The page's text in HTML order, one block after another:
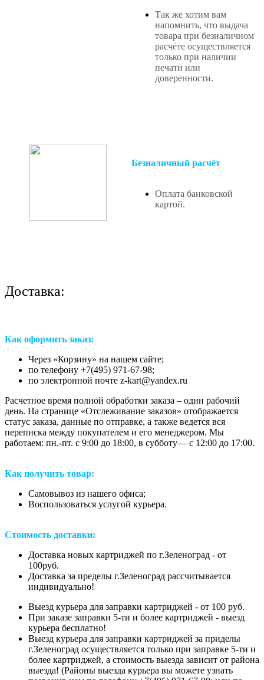
Так же хотим вам
напомнить, что выдача
товара при безналичном
расчёте осуществляется
только при наличии
печати или
доверенности.
Безналичный расчёт
Оплата банковской
картой.
Доставка:
Как оформить заказ:
Через «Корзину» на нашем сайте;
по телефону +7(495) 971-67-98;
по электронной почте z-kart@yandex.ru
Расчетное время полной обработки заказа – один рабочий
день. На странице «Отслеживание заказов» отображается
статус заказа, данные по отправке, а также ведется вся
переписка между покупателем и его менеджером. Мы
работаем: пн.-пт. с 9:00 до 18:00, в субботу— с 12:00 до 17:00.
Как получить товар:
Самовывоз из нашего офиса;
Воспользоваться услугой курьера.
Стоимость доставки:
Доставка новых картриджей по г.Зеленоград - от
100руб.
Доставка за пределы г.Зеленоград рассчитывается
индивидуально!
Выезд курьера для заправки картриджей - от 100 руб.
При заказе заправки 5-ти и более картриджей - выезд
курьера бесплатно!
Выезд курьера для заправки картриджей за приделы
г.Зеленоград осуществляется только при заправке 5-ти и
более картриджей, а стоимость выезда зависит от района
выезда! (Районы выезда курьера вы можете узнать